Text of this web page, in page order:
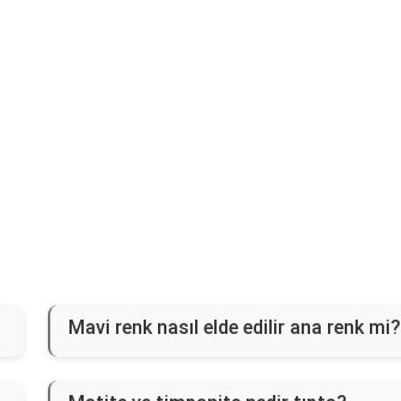
Mavi renk nasıl elde edilir ana renk mi?